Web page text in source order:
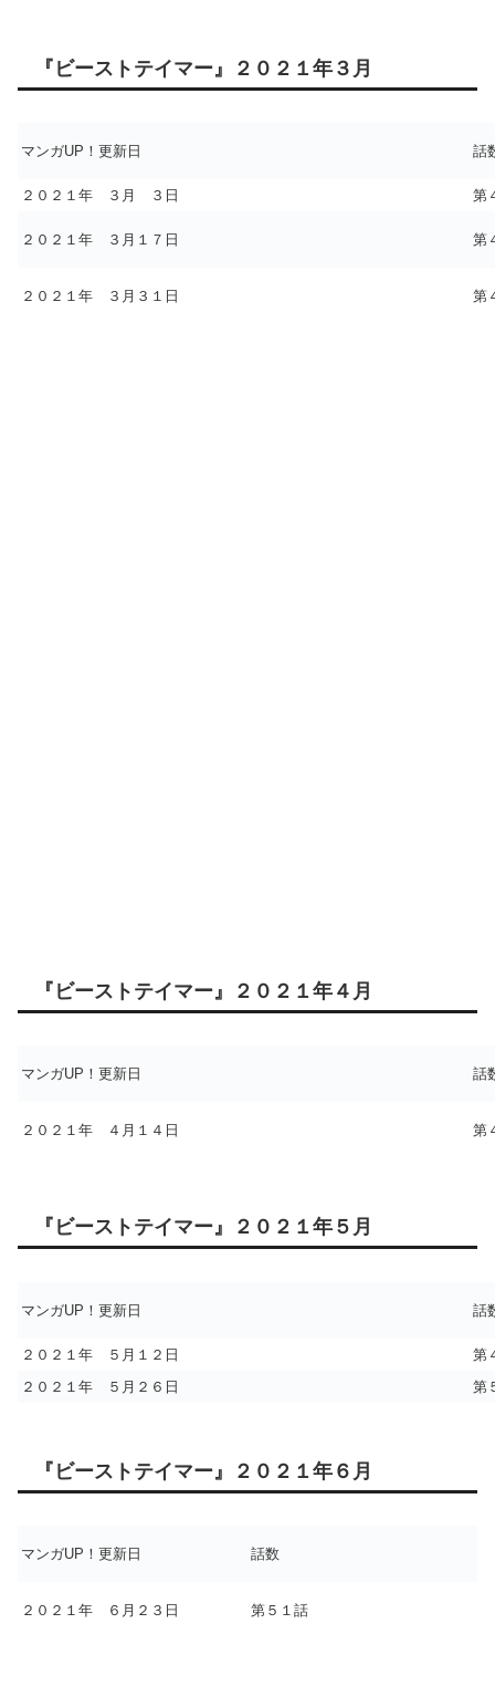
『ビーストテイマー』２０２１年３月
マンガUP！更新日 話
２０２１年 ３月 ３日 第
２０２１年 ３月１７日 第
２０２１年 ３月３１日 第
『ビーストテイマー』２０２１年４月
マンガUP！更新日 話
２０２１年 ４月１４日 第
『ビーストテイマー』２０２１年５月
マンガUP！更新日 話
２０２１年 ５月１２日
第
２０２１年 ５月２６日
第
『ビーストテイマー』２０２１年６月
マンガUP！更新日 話数
２０２１年 ６月２３日 第５１話